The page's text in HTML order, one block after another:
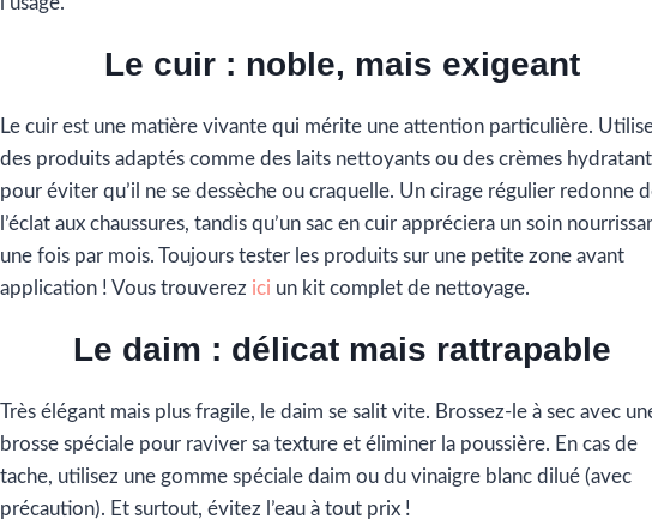
Le cuir : noble, mais exigeant
Le cuir est une matière vivante qui mérite une attention particulière.
des produits adaptés comme des laits nettoyants ou des crèmes
pour éviter qu’il ne se dessèche ou craquelle. Un cirage régulier redonne
l’éclat aux chaussures, tandis qu’un sac en cuir appréciera un soin
une fois par mois. Toujours tester les produits sur une petite zone avant
application ! Vous trouverez ici un kit complet de nettoyage.
Le daim : délicat mais rattrapable
Très élégant mais plus fragile, le daim se salit vite. Brossez-le à sec avec
brosse spéciale pour raviver sa texture et éliminer la poussière. En cas de
tache, utilisez une gomme spéciale daim ou du vinaigre blanc dilué (avec
précaution). Et surtout, évitez l’eau à tout prix !